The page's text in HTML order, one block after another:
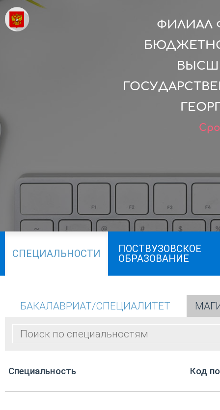
ФИЛИАЛ
СПЕЦИАЛЬНОСТИ
ПОСТВУЗОВСКОЕ
ОБРАЗОВАНИЕ
БАКАЛАВРИАТ/СПЕЦИАЛИТЕТ
Cпециальность Код